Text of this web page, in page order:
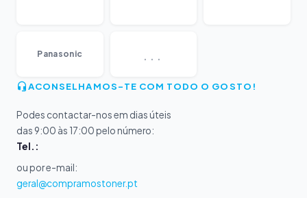
Panasonic ...
ACONSELHAMOS-TE COM TODO O GOSTO!
Podes contactar-nos em dias úteis
das 9:00 às 17:00 pelo número:
Tel.:
ou por e-mail:
geral@compramostoner.pt